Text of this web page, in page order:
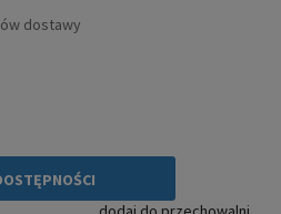
dostawy